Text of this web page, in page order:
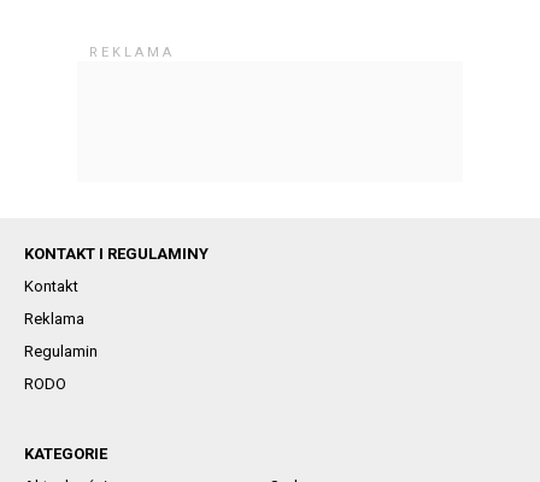
KONTAKT I REGULAMINY
Kontakt
Reklama
Regulamin
RODO
KATEGORIE